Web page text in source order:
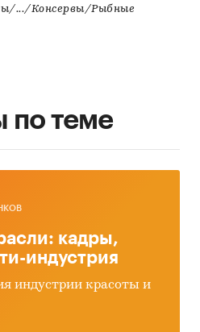
.../Консервы/Рыбные
по теме
кадры,
индустрия
индустрии красоты и